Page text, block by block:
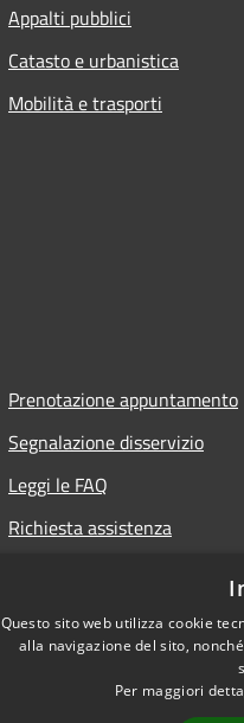
Appalti pubblici
Catasto e urbanistica
Mobilità e trasporti
Prenotazione appuntamento
Segnalazione disservizio
Leggi le FAQ
Richiesta assistenza
Questo sito web utilizza cookie
alla navigazione del sito,
Per maggiori